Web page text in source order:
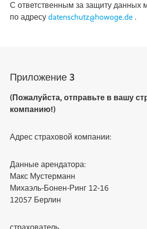
С ответственным за защиту данных
по адресу datenschutz@howoge.de .
Приложение 3
(Пожалуйста, отправьте в вашу
компанию!)
Адрес страховой компании:
Данные арендатора:
Макс Мустерманн
Михаэль-Бонен-Ринг 12-16
12057 Берлин